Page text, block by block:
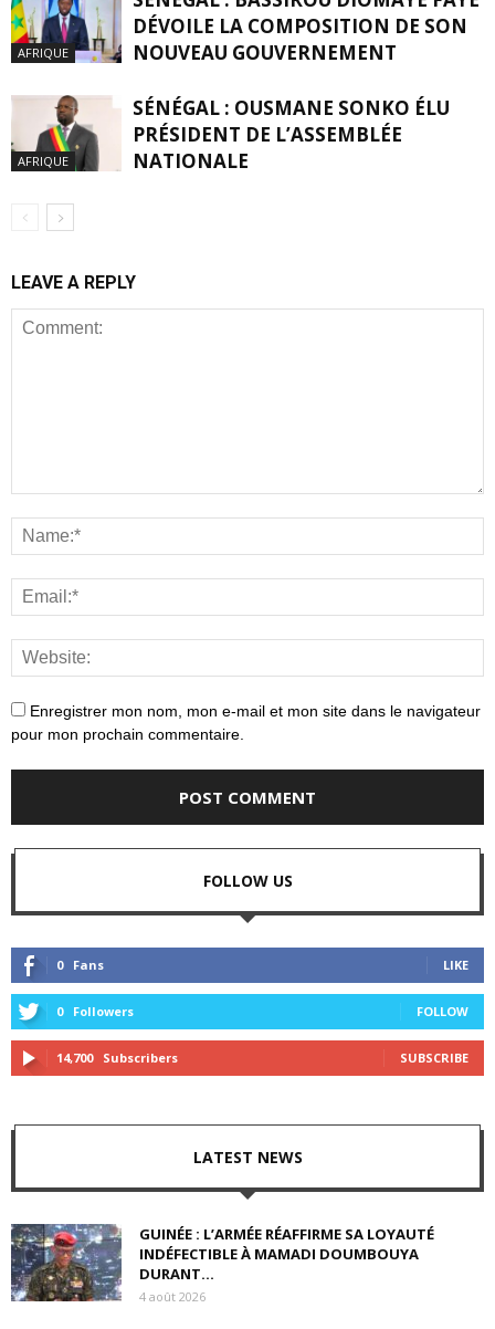
AFRIQUE
DÉVOILE LA COMPOSITION DE SON
NOUVEAU GOUVERNEMENT
AFRIQUE
SÉNÉGAL : OUSMANE SONKO ÉLU
PRÉSIDENT DE L’ASSEMBLÉE
NATIONALE
LEAVE A REPLY
Enregistrer mon nom, mon e-mail et mon site dans le navigateur
pour mon prochain commentaire.
FOLLOW US
0 Fans LIKE
0 Followers FOLLOW
14,700 Subscribers SUBSCRIBE
LATEST NEWS
GUINÉE : L’ARMÉE RÉAFFIRME SA LOYAUTÉ
INDÉFECTIBLE À MAMADI DOUMBOUYA
DURANT...
4 août 2026